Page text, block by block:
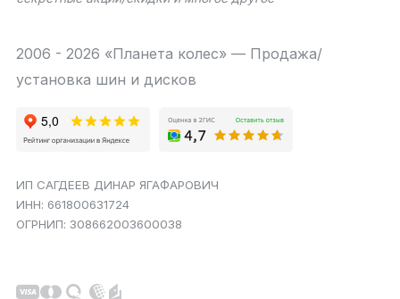
2006 - 2026 «Планета колес» — Продажа/
установка шин и дисков
ИП САГДЕЕВ ДИНАР ЯГАФАРОВИЧ
ИНН: 661800631724
ОГРНИП: 308662003600038